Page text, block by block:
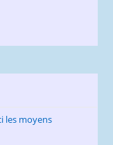
les moyens